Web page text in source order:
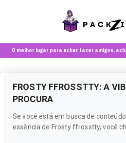
O melhor lugar para achar fazer amigos,
FROSTY FFROSSTTY: A
PROCURA
Se você está em busca de
essência de Frosty ffrosstty, você